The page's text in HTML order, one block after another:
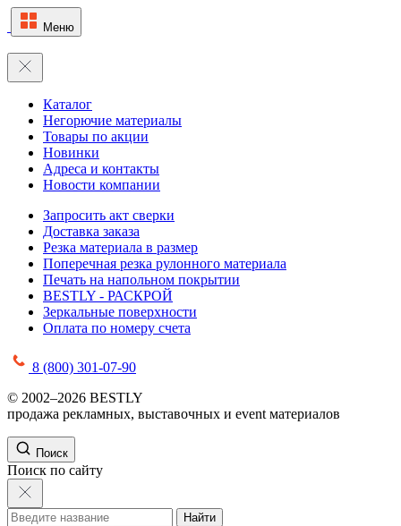
Меню
Каталог
Негорючие материалы
Товары по акции
Новинки
Адреса и контакты
Новости компании
Запросить акт сверки
Доставка заказа
Резка материала в размер
Поперечная резка рулонного материала
Печать на напольном покрытии
BESTLY - РАСКРОЙ
Зеркальные поверхности
Оплата по номеру счета
8 (800) 301-07-90
© 2002–2026 BESTLY
продажа рекламных, выставочных и event материалов
Поиск
Поиск по сайту
Найти